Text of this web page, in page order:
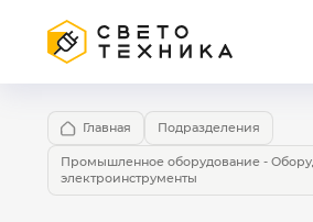
Главная Подразделения
Промышленное оборудование -
электроинструменты